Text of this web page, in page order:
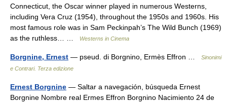
Connecticut, the Oscar winner played in numerous Westerns,
including Vera Cruz (1954), throughout the 1950s and 1960s. His
most famous role was in Sam Peckinpah’s The Wild Bunch (1969)
as the ruthless… …
Westerns in Cinema
Borgnine, Ernest — pseud. di Borgnino, Ermès Effron …
Sinonimi
e Contrari. Terza edizione
Ernest Borgnine — Saltar a navegación, búsqueda Ernest
Borgnine Nombre real Ermes Effron Borgnino Nacimiento 24 de